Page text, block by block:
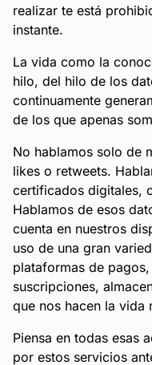
realizar te está
instante.
La vida como la
hilo, del hilo de los
continuamente
de los que apenas
No hablamos solo de
likes o retweets.
certificados digitales,
Hablamos de esos
cuenta en nuestros
uso de una gran
plataformas de
suscripciones,
que nos hacen la vida
Piensa en todas esas
por estos servicios